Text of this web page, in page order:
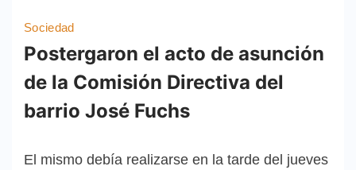
Sociedad
Postergaron el acto de asunción
de la Comisión Directiva del
barrio José Fuchs
El mismo debía realizarse en la tarde del jueves